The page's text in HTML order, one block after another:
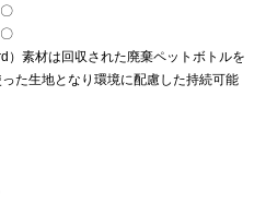
素材は回収された廃棄ペットボトルを
た生地となり環境に配慮した持続可能